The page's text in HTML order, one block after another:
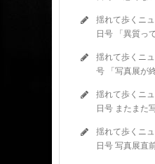
揺れて歩くニ
日号 「異質っ
揺れて歩くニ
号 「写真展が
揺れて歩くニ
日号 またまた
揺れて歩くニ
日号 写真展直